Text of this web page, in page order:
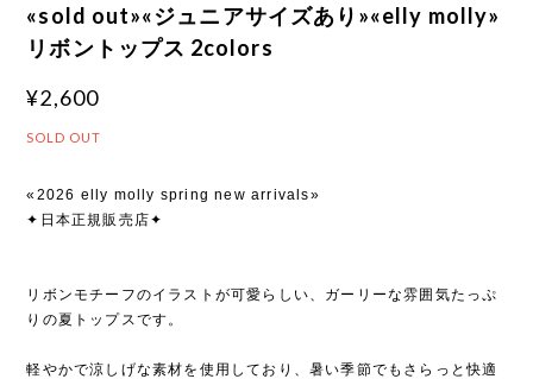
«sold out»«ジュニアサイズあり»«elly molly»
リボントップス 2colors
¥2,600
SOLD OUT
«2026 elly molly spring new arrivals»
✦日本正規販売店✦
リボンモチーフのイラストが可愛らしい、ガーリーな雰囲気たっぷ
りの夏トップスです。
軽やかで涼しげな素材を使用しており、暑い季節でもさらっと快適